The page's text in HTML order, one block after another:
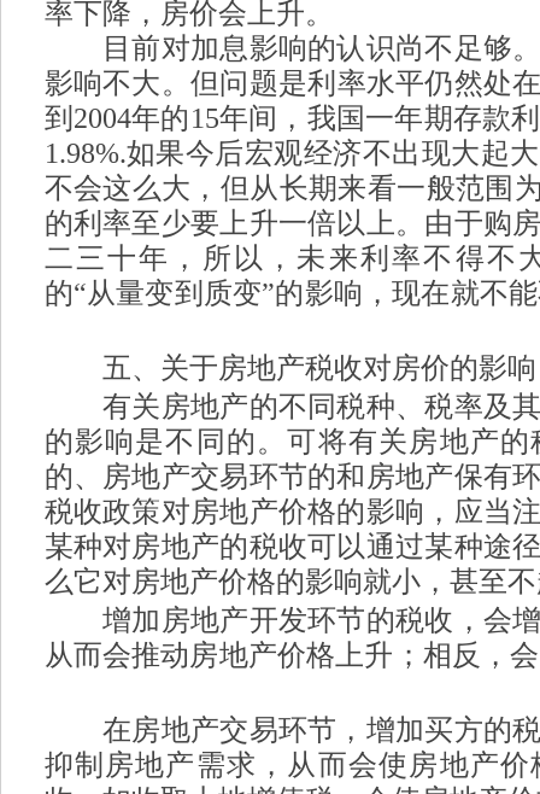
率下降，房价会上升。
目前对加息影响的认识尚不足够。
影响不大。但问题是利率水平仍然处
到2004年的15年间，我国一年期存款
1.98%.如果今后宏观经济不出现大起
不会这么大，但从长期来看一般范围
的利率至少要上升一倍以上。由于购
二三十年，所以，未来利率不得不
的“从量变到质变”的影响，现在就不
五、关于房地产税收对房价的影响
有关房地产的不同税种、税率及其
的影响是不同的。可将有关房地产
的、房地产交易环节的和房地产保有
税收政策对房地产价格的影响，应当
某种对房地产的税收可以通过某种途
么它对房地产价格的影响就小，甚至
增加房地产开发环节的税收，会增
从而会推动房地产价格上升；相反，
在房地产交易环节，增加买方的税
抑制房地产需求，从而会使房地产